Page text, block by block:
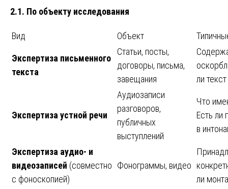
2.1. По объекту исследования
Вид Объект
Экспертиза письменного
текста
Статьи, посты,
договоры, письма,
завещания
ли
Экспертиза устной речи
Аудиозаписи
разговоров,
публичных
выступлений
Что
Есть ли
в
Экспертиза аудио- и
видеозаписей (совместно
с фоноскопией)
Фонограммы, видео
ли